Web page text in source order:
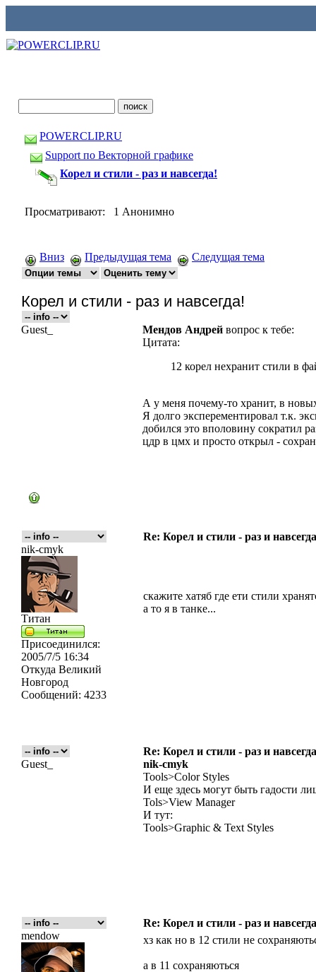
POWERCLIP.RU
Support по Векторной графике
Корел и стили - раз и навсегда!
Просматривают: 1 Анонимно
Вниз Предыдущая тема Следущая тема
Корел и стили - раз и навсегда!
Guest_ Мендов Андрей вопрос к тебе:
Цитата:
12 корел нехранит стили в
А у меня почему-то хранит, в
Я долго эксперементировал т.к.
добился это вполовину сократил
цдр в цмх и просто открыл -
Re: Корел и стили - раз и
nik-cmyk
Титан
Присоединился:
2005/7/5 16:34
Откуда Великий
Новгород
Сообщений: 4233
скажите хатяб где ети стили
а то я в танке...
Re: Корел и стили - раз и
Guest_
nik-cmyk
Tools>Color Styles
И еще здесь могут быть гадости
Tols>View Manager
И тут:
Tools>Graphic & Text Styles
Re: Корел и стили - раз и
mendow
хз как но в 12 стили не
а в 11 сохраняються